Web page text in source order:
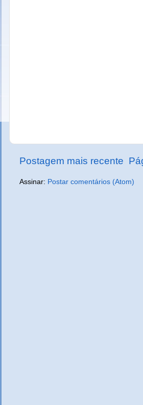
Postagem mais recente
Assinar: Postar comentários (Atom)